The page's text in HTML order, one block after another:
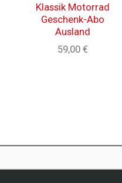
Klassik Motorrad
Geschenk-Abo
Ausland
59,00 €